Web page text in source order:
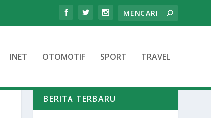
INET OTOMOTIF SPORT TRAVEL
BERITA TERBARU